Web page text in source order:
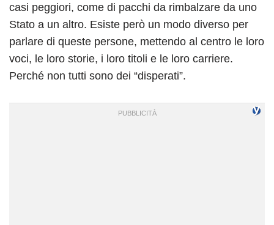
casi peggiori, come di pacchi da rimbalzare da uno
Stato a un altro. Esiste però un modo diverso per
parlare di queste persone, mettendo al centro le loro
voci, le loro storie, i loro titoli e le loro carriere.
Perché non tutti sono dei “disperati”.